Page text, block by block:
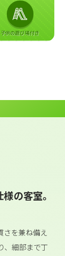
子供の遊び場付き
の客室。
を兼ね備え
、細部まで丁